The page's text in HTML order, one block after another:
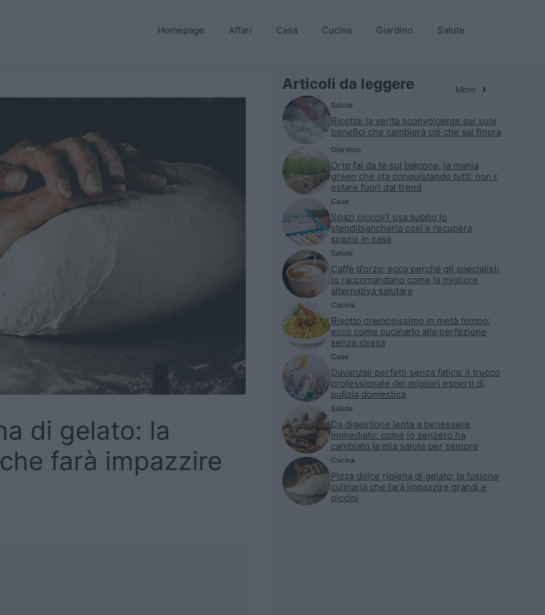
Homepage Affari Casa Cucina Giardino Salute
di gelato: la
farà impazzire
Articoli da leggere More
Salute
Ricotta: la verità sconvolgente sui suoi
benefici che cambierà ciò che sai finora
Giardino
Orto fai da te sul balcone, la mania
green che sta conquistando tutti: non r
estare fuori dal trend
Casa
Spazi piccoli? usa subito lo
stendibiancheria così e recupera
spazio in casa
Salute
Caffè d’orzo: ecco perché gli specialisti
lo raccomandano come la migliore
alternativa salutare
Cucina
Risotto cremosissimo in metà tempo:
ecco come cucinarlo alla perfezione
senza stress
Casa
Davanzali perfetti senza fatica: il trucco
professionale dei migliori esperti di
pulizia domestica
Salute
Da digestione lenta a benessere
immediato: come lo zenzero ha
cambiato la mia salute per sempre
Cucina
Pizza dolce ripiena di gelato: la fusione
culinaria che farà impazzire grandi e
piccini